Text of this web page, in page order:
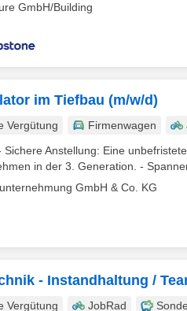
GmbH/Building
im Tiefbau (m/w/d)
Vergütung Firmenwagen
Anstellung: Eine
in der 3. Generation. -
GmbH & Co. KG
- Instandhaltung /
Vergütung JobRad